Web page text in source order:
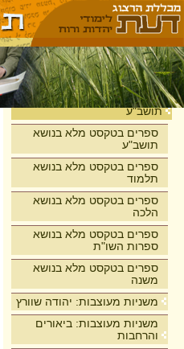
בית
תושב"ע
ספרים בטקסט מלא בנושא
תושב"ע
ספרים בטקסט מלא בנושא
תלמוד
ספרים בטקסט מלא בנושא
הלכה
ספרים בטקסט מלא בנושא
ספרות השו"ת
ספרים בטקסט מלא בנושא
משנה
משניות מעוצבות: יהודה שוורץ
משניות מעוצבות: ביאורים
והרחבות